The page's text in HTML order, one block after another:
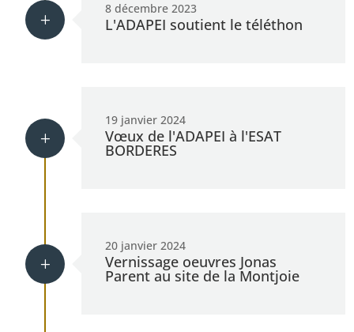
L
8 décembre 2023
L'ADAPEI soutient le téléthon
L
19 janvier 2024
Vœux de l'ADAPEI à l'ESAT
BORDERES
L
20 janvier 2024
Vernissage oeuvres Jonas
Parent au site de la Montjoie